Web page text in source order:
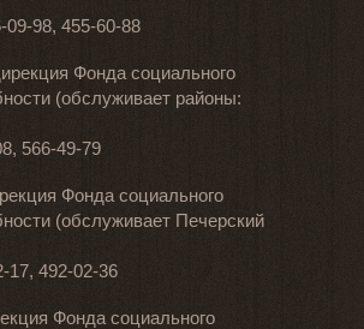
09-98, 455-60-88
Фонда социального
(обслуживает районы:
566-49-79
Фонда социального
(обслуживает Печерский
17, 492-02-36
Фонда социального